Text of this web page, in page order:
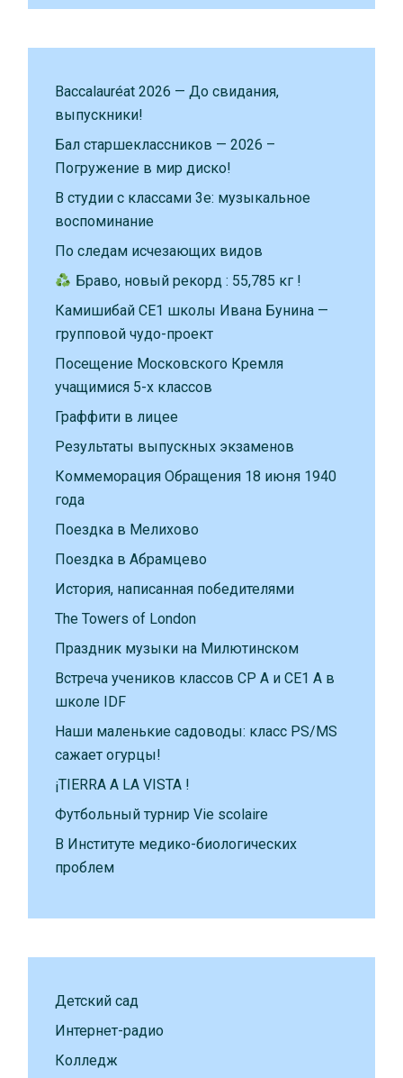
Baccalauréat 2026 — До свидания,
выпускники!
Бал старшеклассников — 2026 –
Погружение в мир диско!
В студии с классами 3е: музыкальное
воспоминание
По следам исчезающих видов
Браво, новый рекорд : 55,785 кг !
Камишибай CE1 школы Ивана Бунина —
групповой чудо-проект
Посещение Московского Кремля
учащимися 5-х классов
Граффити в лицее
Результаты выпускных экзаменов
Коммеморация Обращения 18 июня 1940
года
Поездка в Мелихово
Поездка в Абрамцево
История, написанная победителями
The Towers of London
Праздник музыки на Милютинском
Встреча учеников классов CP A и CE1 A в
школе IDF
Наши маленькие садоводы: класс PS/MS
сажает огурцы!
¡TIERRA A LA VISTA !
Футбольный турнир Vie scolaire
В Институте медико-биологических
проблем
Детский сад
Интернет-радио
Колледж